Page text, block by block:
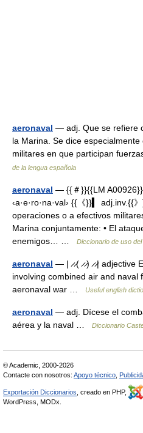
aeronaval — adj. Que se refiere
la Marina. Se dice
militares en que participan
de la lengua española
aeronaval — {{＃}}{{LM
‹a·e·ro·na·val› {{《}}▍
operaciones o a efectivos
Marina conjuntamente: • El
enemigos… …
Diccionario de uso
aeronaval — | ̷ ̷( ̷ ̷) ̷ ̷| adjective
involving combined air and naval
aeronaval war …
Useful english
aeronaval — adj. Dícese el
aérea y la naval …
Diccionario
© Academic, 2000-2026
Contacte con nosotros: Apoyo técnico
Exportación Diccionarios , creado en PHP,
WordPress, MODx.